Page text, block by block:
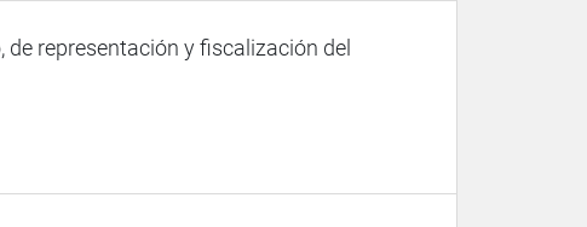
representación y fiscalización del